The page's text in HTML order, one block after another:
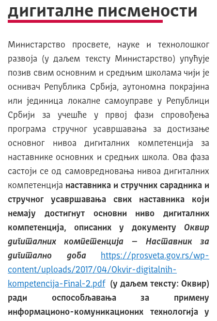
дигиталне писмености
Министарство просвете, науке и технолошког
развоја (у даљем тексту Министарство) упућује
позив свим основним и средњим школама чији је
оснивач Република Србија, аутономна покрајина
или јединица локалне самоуправе у Републици
Србији за учешће у првој фази спровођења
програма стручног усавршавања за достизање
основног нивоа дигиталних компетенција за
наставнике основних и средњих школа. Ова фаза
састоји се од самовредновања нивоа дигитaлних
компетенција наставника и стручних сарадника и
стручног усавршавања свих наставника који
немају достигнут основни ниво дигиталних
компетенција, описаних у документу Оквир
дигиталних компетенција – Наставник за
дигитално доба
https://prosveta.gov.rs/wp-
content/uploads/2017/04/Okvir-digitalnih-
kompetencija-Final-2.pdf
(у даљем тексту: Оквир)
ради оспособљавања за примену
информационо-комуникационих технологија у